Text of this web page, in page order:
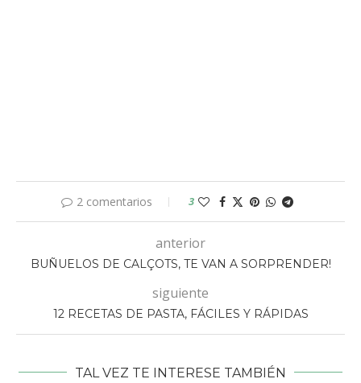
2 comentarios 3
anterior
BUÑUELOS DE CALÇOTS, TE VAN A SORPRENDER!
siguiente
12 RECETAS DE PASTA, FÁCILES Y RÁPIDAS
TAL VEZ TE INTERESE TAMBIÉN